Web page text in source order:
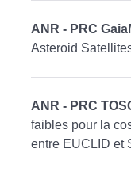
ANR - PRC
Asteroid
ANR - PRC
faibles pour la
entre EUCLID et